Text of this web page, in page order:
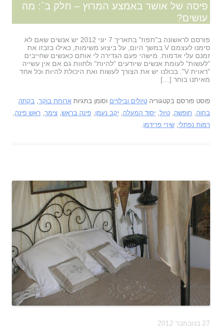
פיסה של אושר באמצע המרוץ – חלק ב`: מה
עושים?
פורסם לראשונה ב"תפוז" בתאריך 7 יוני 2012 יש אנשים שאם לא
סימנו לעצמם V במשך היום, על ביצוע משימות, כאילו בזבזו את
זמנם עלי אדמות. מישהי פעם הגדירה לי אותם כאנשים שחייבים
"לעשות" לעומת אנשים שיודעים "להיות" ולחוות גם אם אין עשייה
"ראוית V". בכולנו יש את הצורך לעשות ואת היכולת להיות וכל אחד
מאיתנו בוחר […]
פוסט פורסם בקטגוריה טיולים ובילויים וסומן בתגיות ארוחת בוקר, בקתה
בחוה, חופשה, טיול, יסוד המעלה, יקב נעמן, פינה בראש, צימר, ראש פינה,
רמות נפתלי, שירי פרידמן.
27 בנובמבר 2012